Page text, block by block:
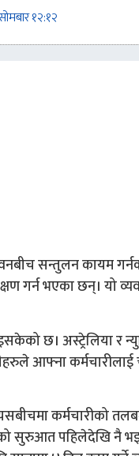
१२:१२
सन्तुलन कायम
गर्न भएका छन्। यो
छ। अस्ट्रेलिया र
आफ्ना
कर्मचारीको
सुरुआत पहिलेदेखि नै